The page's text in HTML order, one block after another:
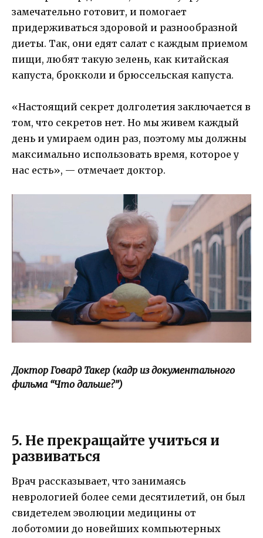
замечательно готовит, и помогает
придерживаться здоровой и разнообразной
диеты. Так, они едят салат с каждым приемом
пищи, любят такую зелень, как китайская
капуста, брокколи и брюссельская капуста.
«Настоящий секрет долголетия заключается в
том, что секретов нет. Но мы живем каждый
день и умираем один раз, поэтому мы должны
максимально использовать время, которое у
нас есть», — отмечает доктор.
Доктор Говард Такер (кадр из документального
фильма “Что дальше?”)
5. Не прекращайте учиться и
развиваться
Врач рассказывает, что занимаясь
неврологией более семи десятилетий, он был
свидетелем эволюции медицины от
лоботомии до новейших компьютерных